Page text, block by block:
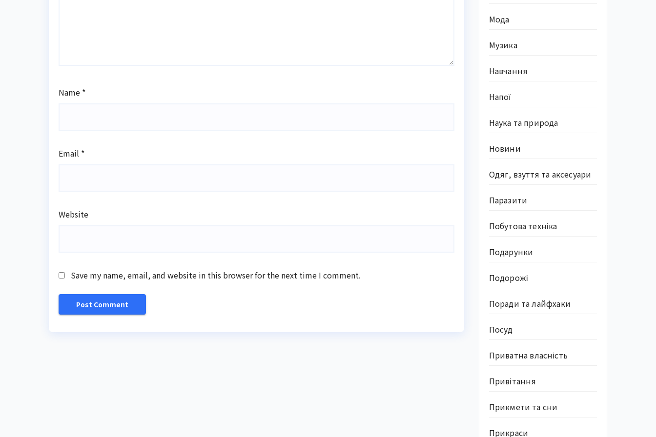
Name *
Email *
Website
Save my name, email, and website in this browser for the next time I comment.
Мода
Музика
Навчання
Напої
Наука та природа
Новини
Одяг, взуття та аксесуари
Паразити
Побутова техніка
Подарунки
Подорожі
Поради та лайфхаки
Посуд
Приватна власність
Привітання
Прикмети та сни
Прикраси